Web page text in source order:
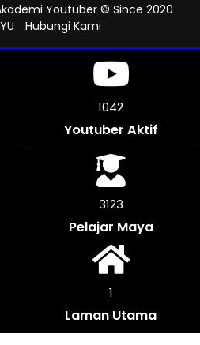
Youtuber © Since 2020
Hubungi Kami
1215
Youtuber Aktif
3642
Pelajar Maya
1
Laman Utama